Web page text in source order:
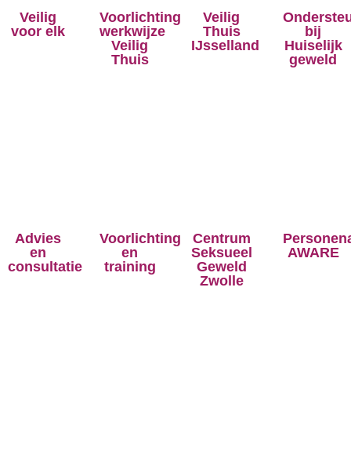
Veilig
voor elk
Voorlichting
werkwijze
Veilig
Thuis
Veilig
Thuis
IJsselland
bij
Huiselijk
geweld
Advies
en
consultatie
Voorlichting
en
training
Centrum
Seksueel
Geweld
Zwolle
AWARE